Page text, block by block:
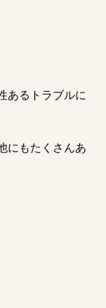
あるトラブルに
にもたくさんあ